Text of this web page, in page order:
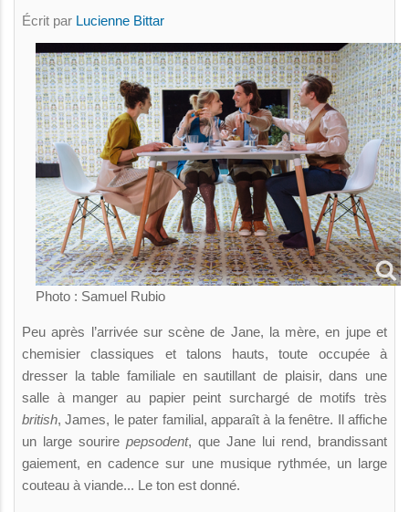
Écrit par Lucienne Bittar
Photo : Samuel Rubio
Peu après l’arrivée sur scène de Jane, la mère, en jupe et
chemisier classiques et talons hauts, toute occupée à
dresser la table familiale en sautillant de plaisir, dans une
salle à manger au papier peint surchargé de motifs très
british, James, le pater familial, apparaît à la fenêtre. Il affiche
un large sourire pepsodent, que Jane lui rend, brandissant
gaiement, en cadence sur une musique rythmée, un large
couteau à viande... Le ton est donné.